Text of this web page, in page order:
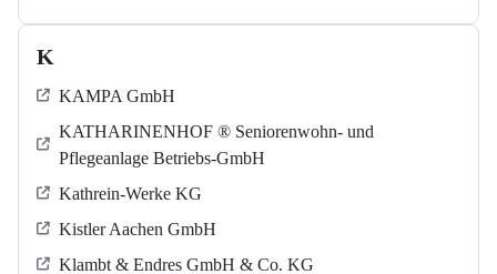
K
KAMPA GmbH
KATHARINENHOF ® Seniorenwohn- und
Pflegeanlage Betriebs-GmbH
Kathrein-Werke KG
Kistler Aachen GmbH
Klambt & Endres GmbH & Co. KG